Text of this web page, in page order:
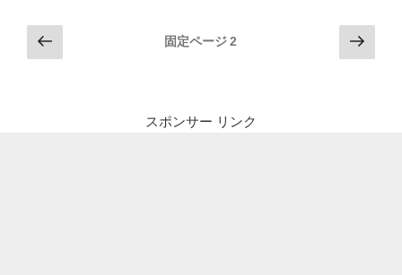
を
渡
投
稿
前
の
固定ページ2
次
の
スポンサー リンク